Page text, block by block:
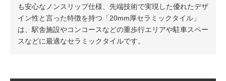
も安心なノンスリップ仕様、先端技術で実現した優れたデザ
イン性と言った特徴を持つ「20mm厚セラミックタイル」
は、駅舎施設やコンコースなどの重歩行エリアや駐車スペー
スなどに最適なセラミックタイルです。